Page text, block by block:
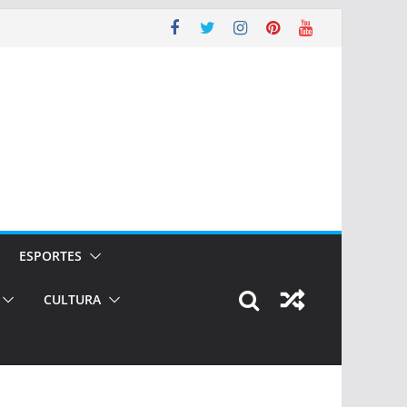
ESPORTES
CULTURA